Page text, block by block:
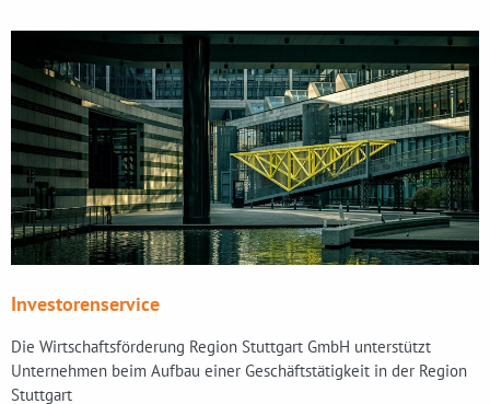
Investorenservice
Die Wirtschaftsförderung Region Stuttgart GmbH unterstützt
Unternehmen beim Aufbau einer Geschäftstätigkeit in der Region
Stuttgart